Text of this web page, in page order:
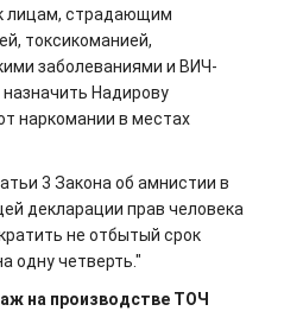
лицам, страдающим
токсикоманией,
заболеваниями и ВИЧ-
Надирову
наркомании в местах
3 Закона об амнистии в
декларации прав человека
не отбытый срок
одну четверть."
на производстве ТОЧ